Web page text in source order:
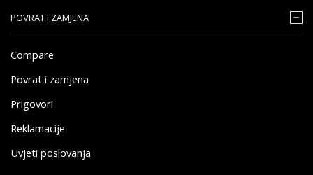
POVRAT I ZAMJENA
Compare
Povrat i zamjena
Prigovori
Reklamacije
Uvjeti poslovanja